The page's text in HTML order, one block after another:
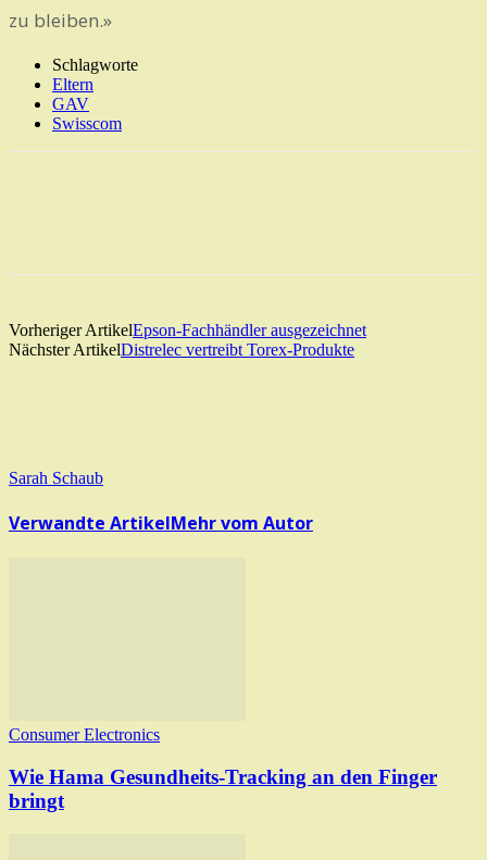
zu bleiben.»
Schlagworte
Eltern
GAV
Swisscom
Vorheriger ArtikelEpson-Fachhändler ausgezeichnet
Nächster ArtikelDistrelec vertreibt Torex-Produkte
Sarah Schaub
Verwandte ArtikelMehr vom Autor
Consumer Electronics
Wie Hama Gesundheits-Tracking an den Finger
bringt